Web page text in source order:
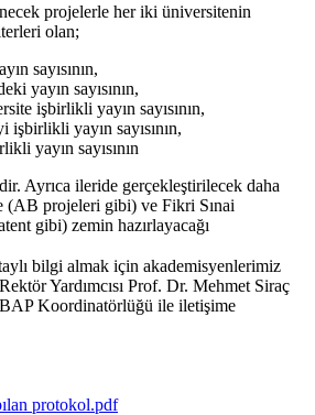
projelerle her iki üniversitenin
olan;
sayısının,
yayın sayısının,
işbirlikli yayın sayısının,
işbirlikli yayın sayısının,
yayın sayısının
Ayrıca ileride gerçekleştirilecek daha
(AB projeleri gibi) ve Fikri Sınai
gibi) zemin hazırlayacağı
bilgi almak için akademisyenlerimiz
Yardımcısı Prof. Dr. Mehmet Siraç
Koordinatörlüğü ile iletişime
protokol.pdf